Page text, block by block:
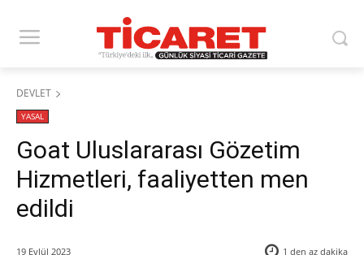
DEVLET
YASAL
Goat Uluslararası Gözetim
Hizmetleri, faaliyetten men
edildi
19 Eylül 2023 1 den az dakika